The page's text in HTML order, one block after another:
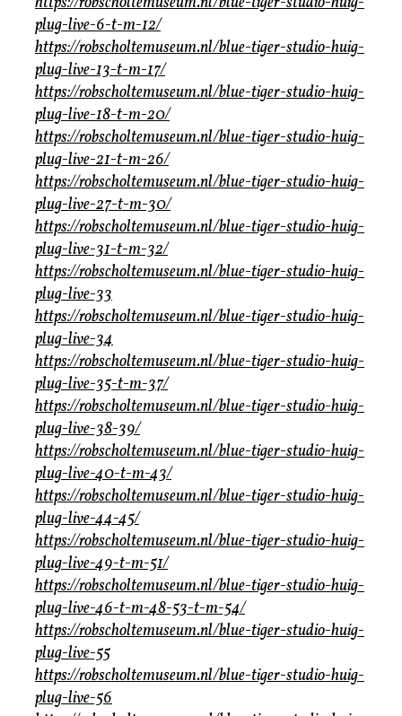
plug-live-6-t-m-12/
https://robscholtemuseum.nl/blue-tiger-studio-huig-
plug-live-13-t-m-17/
https://robscholtemuseum.nl/blue-tiger-studio-huig-
plug-live-18-t-m-20/
https://robscholtemuseum.nl/blue-tiger-studio-huig-
plug-live-21-t-m-26/
https://robscholtemuseum.nl/blue-tiger-studio-huig-
plug-live-27-t-m-30/
https://robscholtemuseum.nl/blue-tiger-studio-huig-
plug-live-31-t-m-32/
https://robscholtemuseum.nl/blue-tiger-studio-huig-
plug-live-33
https://robscholtemuseum.nl/blue-tiger-studio-huig-
plug-live-34
https://robscholtemuseum.nl/blue-tiger-studio-huig-
plug-live-35-t-m-37/
https://robscholtemuseum.nl/blue-tiger-studio-huig-
plug-live-38-39/
https://robscholtemuseum.nl/blue-tiger-studio-huig-
plug-live-40-t-m-43/
https://robscholtemuseum.nl/blue-tiger-studio-huig-
plug-live-44-45/
https://robscholtemuseum.nl/blue-tiger-studio-huig-
plug-live-49-t-m-51/
https://robscholtemuseum.nl/blue-tiger-studio-huig-
plug-live-46-t-m-48-53-t-m-54/
https://robscholtemuseum.nl/blue-tiger-studio-huig-
plug-live-55
https://robscholtemuseum.nl/blue-tiger-studio-huig-
plug-live-56